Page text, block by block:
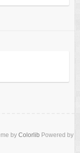
by Colorlib Powered by